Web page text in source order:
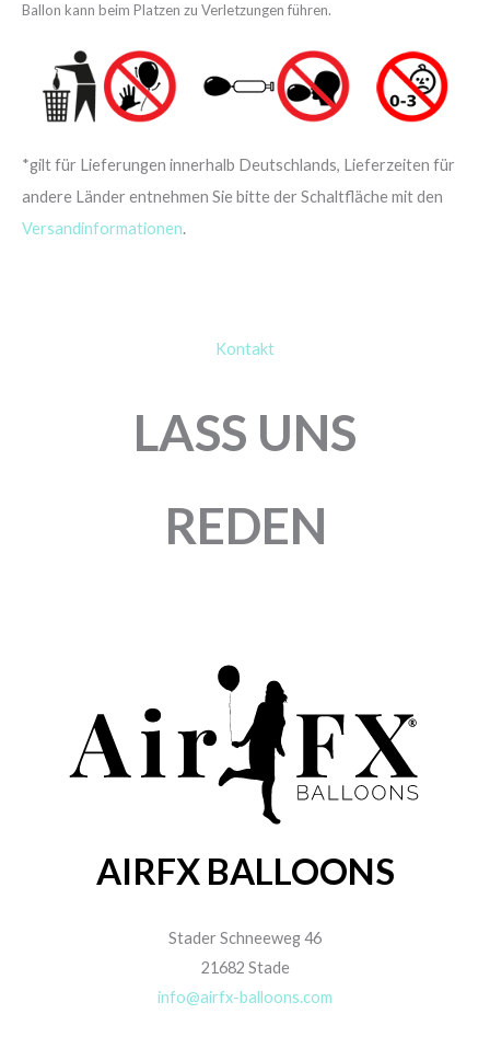
Ballon kann beim Platzen zu Verletzungen führen.
*gilt für Lieferungen innerhalb Deutschlands, Lieferzeiten für
andere Länder entnehmen Sie bitte der Schaltfläche mit den
Versandinformationen.
Kontakt
LASS UNS
REDEN
AIRFX BALLOONS
Stader Schneeweg 46
21682 Stade
info@airfx-balloons.com